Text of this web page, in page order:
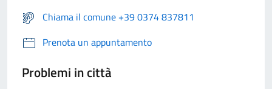
Chiama il comune +39 0374 837811
Prenota un appuntamento
Problemi in città